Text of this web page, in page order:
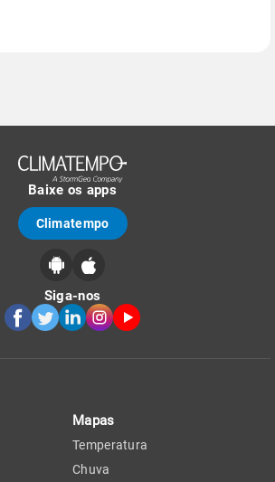
Baixe os apps
Climatempo
Siga-nos
Mapas
Temperatura
Chuva